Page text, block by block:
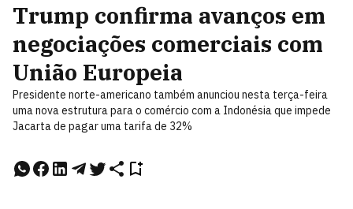
Trump confirma avanços em
negociações comerciais com
União Europeia
Presidente norte-americano também anunciou nesta terça-feira
uma nova estrutura para o comércio com a Indonésia que impede
Jacarta de pagar uma tarifa de 32%